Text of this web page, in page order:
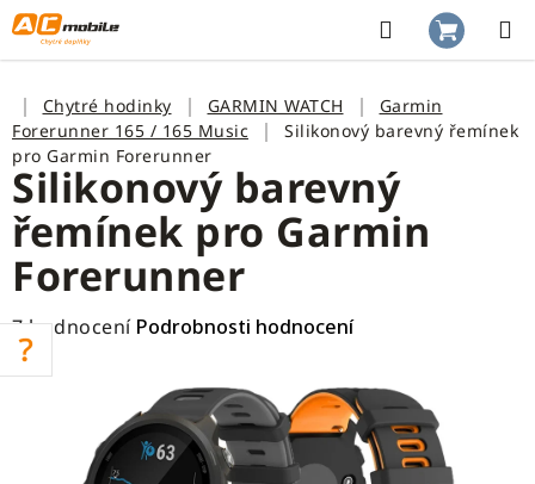
Přejít
na
obsah
Hledat
DomůChytré hodinky GARMIN WATCH
Garmin
Forerunner 165 / 165 Music
Silikonový barevný řemínek
pro Garmin Forerunner
Silikonový barevný
řemínek pro Garmin
Forerunner
Průměrné
hodnocení
7 hodnocení Podrobnosti hodnocení